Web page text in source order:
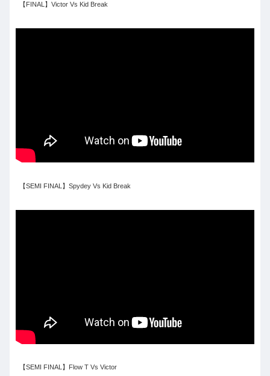
【FINAL】Victor Vs Kid Break
【SEMI FINAL】Spydey Vs Kid Break
【SEMI FINAL】Flow T Vs Victor